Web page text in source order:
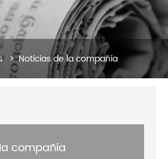
Noticias de la compañía
compañía